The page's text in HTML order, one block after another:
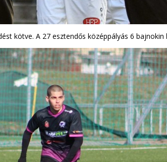
kötve. A 27 esztendős középpályás 6